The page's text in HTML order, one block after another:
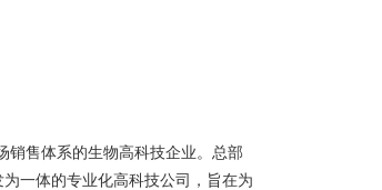
销售体系的生物高科技企业。总部
一体的专业化高科技公司，旨在为